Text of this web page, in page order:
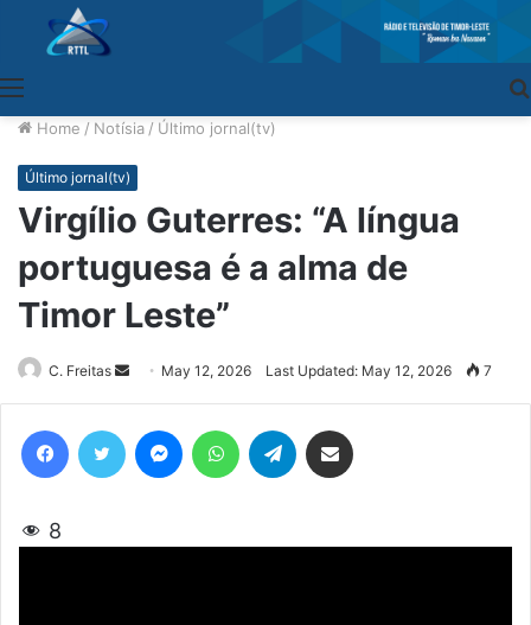
Home / Notísia / Último jornal(tv)
Último jornal(tv)
Virgílio Guterres: “A língua
portuguesa é a alma de
Timor Leste”
C. Freitas
Send
an
email
May 12, 2026 Last Updated: May 12, 2026 7
8